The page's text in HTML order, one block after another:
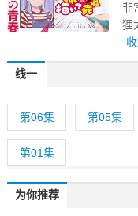
非
狸
线一
第06集 第05集
第01集
为你推荐